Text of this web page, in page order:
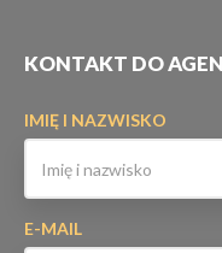
KONTAKT DO
IMIĘ I NAZWISKO
E-MAIL